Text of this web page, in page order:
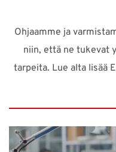
Ohjaamme ja
niin, että ne tukevat
tarpeita. Lue alta lisää